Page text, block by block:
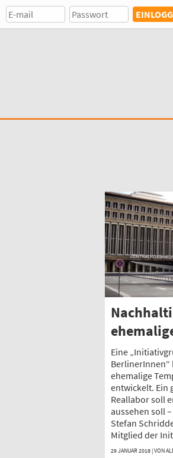
Eine
ehemalige
entwickelt. Ein
Reallabor soll
aussehen soll
Stefan
Mitglied der
29 JANUAR 2018 | VON